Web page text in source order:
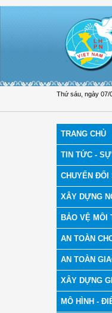
Thứ sáu, ngày 07/
TRANG CHỦ
TIN TỨC - SỰ
CHUYỂN ĐỔI
XÂY DỰNG
BẢO VỆ MÔI
AN TOÀN
AN TOÀN
XÂY DỰNG
MÔ HÌNH -